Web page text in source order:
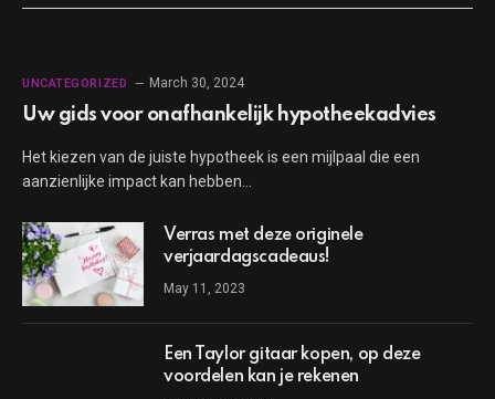
UNCATEGORIZED March 30, 2024
Uw gids voor onafhankelijk hypotheekadvies
Het kiezen van de juiste hypotheek is een mijlpaal die een
aanzienlijke impact kan hebben…
Verras met deze originele
verjaardagscadeaus!
May 11, 2023
Een Taylor gitaar kopen, op deze
voordelen kan je rekenen